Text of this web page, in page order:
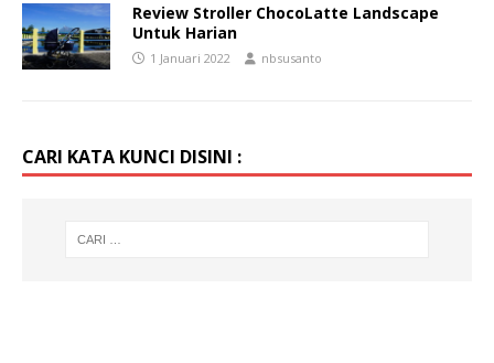
Review Stroller ChocoLatte Landscape
Untuk Harian
1 Januari 2022 nbsusanto
CARI KATA KUNCI DISINI :